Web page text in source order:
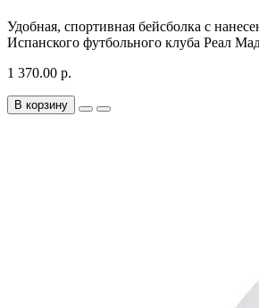
Удобная, спортивная бейсболка с
Испанского футбольного клуба Реал
1 370.00 р.
В корзину